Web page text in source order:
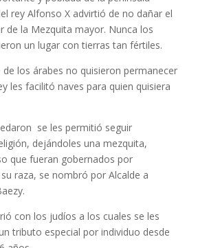
de 1248, el día de San Clemente,
Sevilla. Los caballeros castellanos
árabes de Granada rinden la
y poblada de la península
rey Alfonso X advirtió de no dañar el
de la Mezquita mayor. Nunca los
un lugar con tierras tan fértiles.
los árabes no quisieron permanecer
les facilitó naves para quien quisiera
se les permitió seguir
dejándoles una mezquita,
que fueran gobernados por
raza, se nombró por Alcalde a